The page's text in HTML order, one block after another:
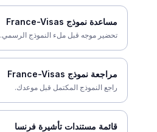
مساعدة نموذج France-Visas
تحضير موجه قبل ملء النموذج الرسمي.
مراجعة نموذج France-Visas
راجع النموذج المكتمل قبل موعدك.
قائمة مستندات تأشيرة فرنسا